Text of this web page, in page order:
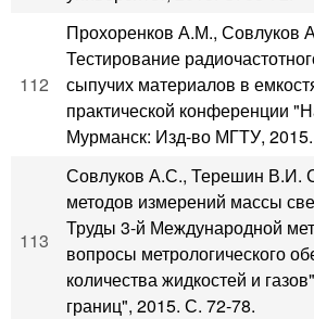
112
Прохоренков А.М.,
Тестирование
сыпучих материалов в
практической конференции
Мурманск: Изд-во МГТУ,
113
Совлуков А.С., Терешин В.И.
методов измерений массы
Труды 3-й Международной
вопросы метрологического
количества жидкостей и
границ", 2015. С. 72-78.